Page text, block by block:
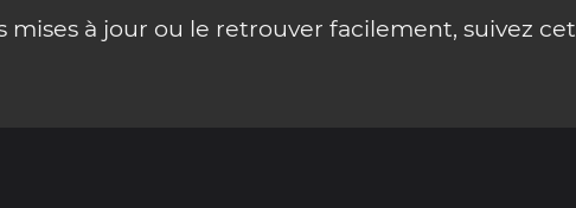
à jour ou le retrouver facilement, suivez cet